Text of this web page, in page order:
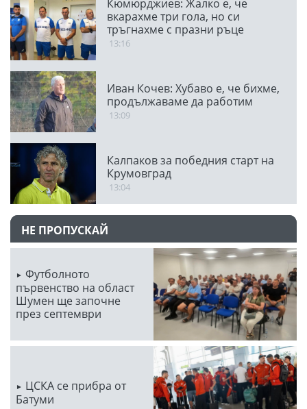
Кюмюрджиев: Жалко е, че
вкарахме три гола, но си
тръгнахме с празни ръце
13:16
Иван Кочев: Хубаво е, че бихме,
продължаваме да работим
13:09
Калпаков за победния старт на
Крумовград
13:04
НЕ ПРОПУСКАЙ
Футболното
първенство на област
Шумен ще започне
през септември
ЦСКА се прибра от
Батуми